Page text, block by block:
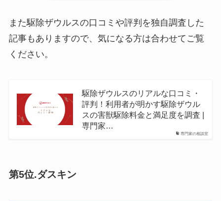
また駆除ザウルスの口コミや評判を独自調査した
記事もありますので、気になる方は合わせてご覧
ください。
専門家の相談室
駆除ザウルスのリアルな口コミ・
評判！利用者が明かす駆除ザウル
スの害獣駆除料金と満足度を調査 |
専門家…
第5位.ダスキン